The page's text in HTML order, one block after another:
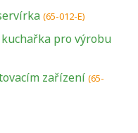
(65-012-E)
pro výrobu
zařízení (65-